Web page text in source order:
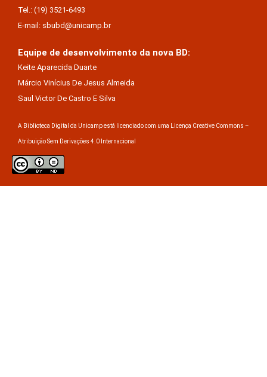
Tel.: (19) 3521-6493
E-mail: sbubd@unicamp.br
Equipe de desenvolvimento da nova BD:
Keite Aparecida Duarte
Márcio Vinícius De Jesus Almeida
Saul Victor De Castro E Silva
A Biblioteca Digital da Unicamp está licenciado com uma Licença Creative Commons –
Atribuição Sem Derivações 4.0 Internacional